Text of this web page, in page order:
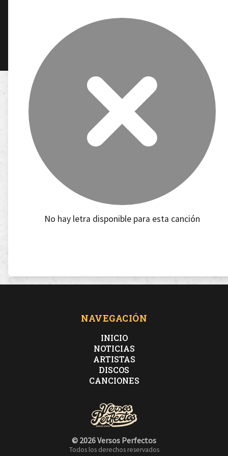
No hay letra disponible para esta canción
NAVEGACIÓN
INICIO
NOTICIAS
ARTISTAS
DISCOS
CANCIONES
© 2026 Versos Perfectos
Todos los derechos reservados